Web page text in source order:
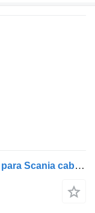
Scania NOx 2935228 sensor de NOx para Scania cabeza tractora